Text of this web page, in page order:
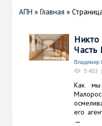
АПН »Главная »
Никто
Часть
Владимир
5 453
Как
его
→